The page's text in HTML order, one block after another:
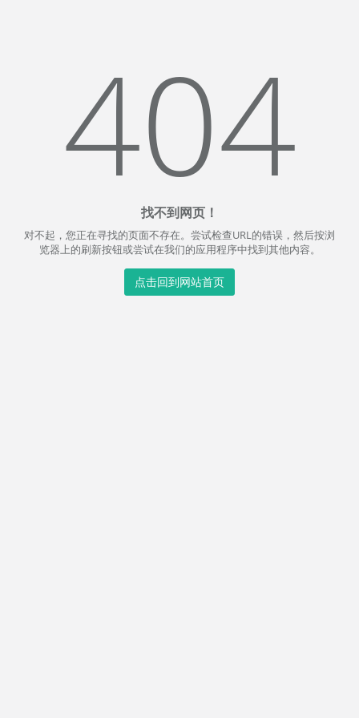
404
找不到网页！
对不起，您正在寻找的页面不存在。尝试检查URL的错误，然后按浏
览器上的刷新按钮或尝试在我们的应用程序中找到其他内容。
点击回到网站首页